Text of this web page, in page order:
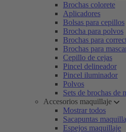
Brochas colorete
Aplicadores
Bolsas para cepillos
Brocha para polvos
Brochas para
Brochas para
Cepillo de cejas
Pincel delineador
Pincel iluminador
Polvos
Sets de brochas de
Accesorios maquillaje
Mostrar todos
Sacapuntas
Espejos maquillaje